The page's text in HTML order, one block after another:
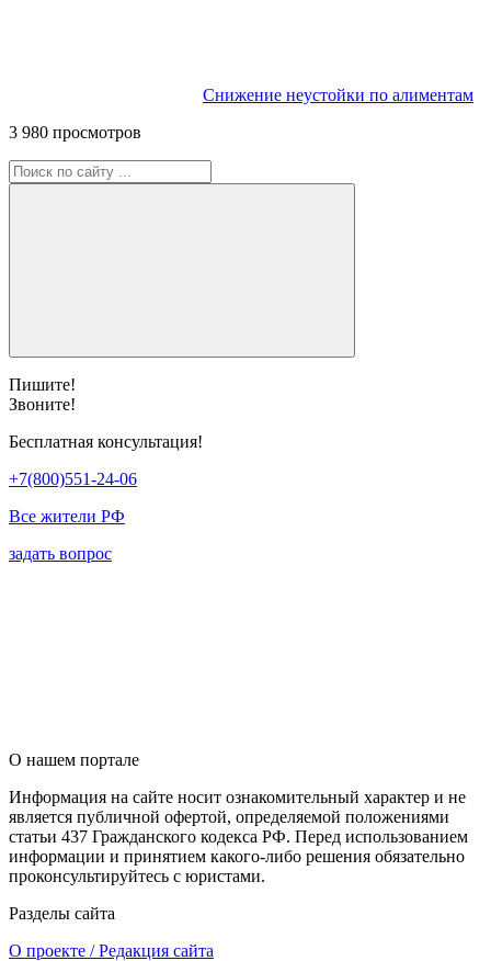
Снижение неустойки по алиментам
3 980 просмотров
Пишите!
Звоните!
Бесплатная консультация!
+7(800)551-24-06
Все жители РФ
задать вопрос
О нашем портале
Информация на сайте носит ознакомительный характер и не
является публичной офертой, определяемой положениями
статьи 437 Гражданского кодекса РФ. Перед использованием
информации и принятием какого-либо решения обязательно
проконсультируйтесь с юристами.
Разделы сайта
О проекте / Редакция сайта